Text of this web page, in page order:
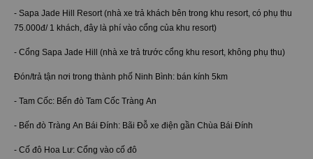
- Sapa Jade Hill Resort (nhà xe trả khách bên trong khu resort, có phụ thu
75.000đ/ 1 khách, đây là phí vào cổng của khu resort)
- Cổng Sapa Jade Hill (nhà xe trả trước cổng khu resort, không phụ thu)
Đón/trả tận nơi trong thành phố Ninh Bình: bán kính 5km
- Tam Cốc: Bến đò Tam Cốc Tràng An
- Bến đò Tràng An Bái Đính: Bãi Đỗ xe điện gần Chùa Bái Đính
- Cố đô Hoa Lư: Cổng vào cố đô